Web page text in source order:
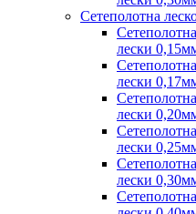
Сетеполотна
лески
лески
лески
лески
лески